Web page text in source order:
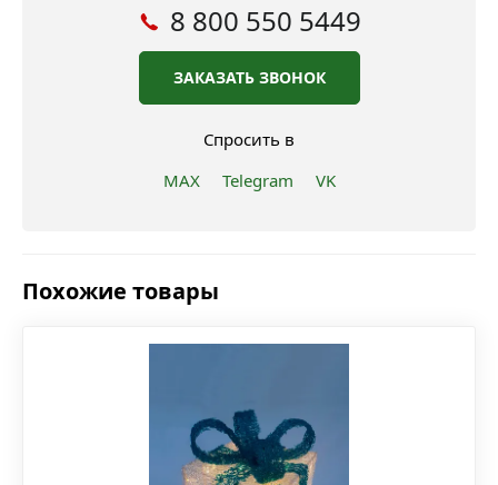
8 800 550 5449
ЗАКАЗАТЬ ЗВОНОК
Спросить в
MAX
Telegram VK
Похожие товары